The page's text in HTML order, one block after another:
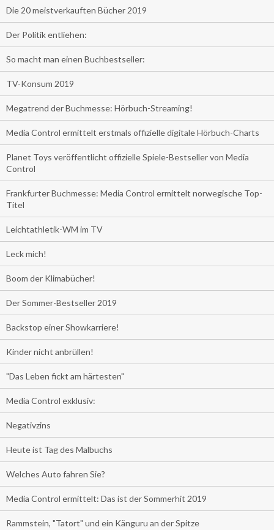
Die 20 meistverkauften Bücher 2019
Der Politik entliehen:
So macht man einen Buchbestseller:
TV-Konsum 2019
Megatrend der Buchmesse: Hörbuch-Streaming!
Media Control ermittelt erstmals offizielle digitale Hörbuch-Charts
Planet Toys veröffentlicht offizielle Spiele-Bestseller von Media
Control
Frankfurter Buchmesse: Media Control ermittelt norwegische Top-
Titel
Leichtathletik-WM im TV
Leck mich!
Boom der Klimabücher!
Der Sommer-Bestseller 2019
Backstop einer Showkarriere!
Kinder nicht anbrüllen!
"Das Leben fickt am härtesten"
Media Control exklusiv:
Negativzins
Heute ist Tag des Malbuchs
Welches Auto fahren Sie?
Media Control ermittelt: Das ist der Sommerhit 2019
Rammstein, "Tatort" und ein Känguru an der Spitze